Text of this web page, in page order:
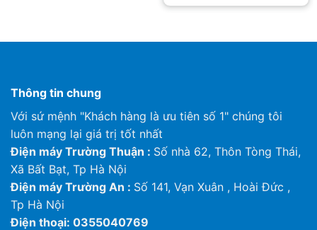
Khối lượng
kg 54
Kết nối ống
Nước xả
ø16.0
Giới hạn hoạt
động
°CDB
Hãng
Xuất xứ
Thái Lan
Thông tin chung
Với sứ mệnh "Khách hàng là ưu tiên số 1" chúng tôi
luôn mạng lại giá trị tốt nhất
Điện máy Trường Thuận : Số nhà 62, Thôn Tòng Thái,
Xã Bất Bạt, Tp Hà Nội
Điện máy Trường An : Số 141, Vạn Xuân , Hoài Đức ,
Tp Hà Nội
Điện thoại: 0355040769